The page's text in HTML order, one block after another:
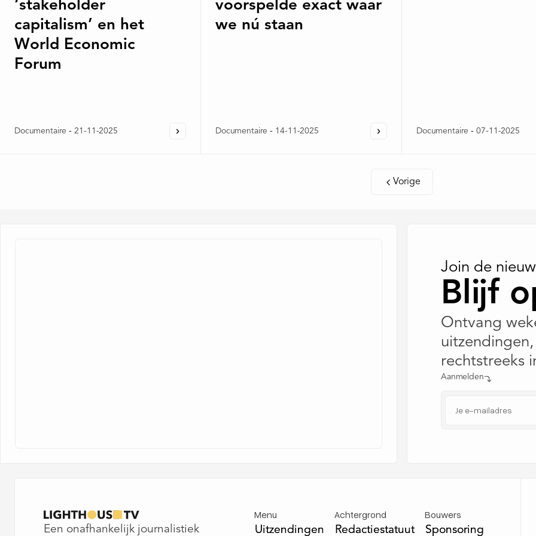
‘stakeholder
capitalism’ en het
World Economic
Forum
Documentaire - 21-11-2025
voorspelde exact waar
we nú staan
Documentaire - 14-11-2025 Documentaire - 07-11-2025
Vorige
Join de
Blijf
Ontvang
rechtstreeks
Aanmelden
Een onafhankelijk journalistiek
Menu
Uitzendingen
Uitzendingen
Achtergrond
Redactiestatuut
Redactiestatuut
Bouwers
Sponsoring
Sponsoring